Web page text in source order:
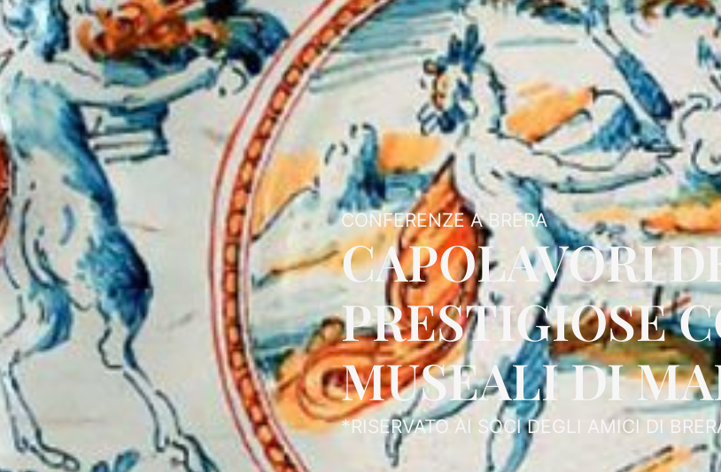
CONFERENZE A BRERA
CAPOLAVORI
PRESTIGIOSE
MUSEALI DI
*RISERVATO AI SOCI DEGLI AMICI DI